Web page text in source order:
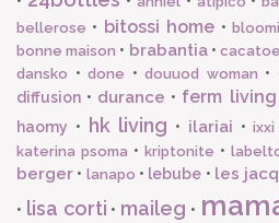
bellerose • bitossi home •
bonne maison • brabantia•
dansko • done • douuod woman •
diffusion • durance • ferm living
haomy • hk living • ilariai •ixxi
katerina psoma • kriptonite •
berger • lanapo • lebube • les
• lisa corti • maileg •